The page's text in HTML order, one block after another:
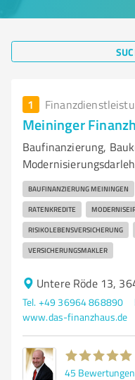
1
Meininger
Baufinanzierung,
BAUFINANZIERUNG MEININGEN
RATENKREDITE
RISIKOLEBENSVERSICHERUNG
VERSICHERUNGSMAKLER
Untere Röde 13,
Tel. +49 36964 868890
www.das-finanzhaus.de
45 Bewertungen